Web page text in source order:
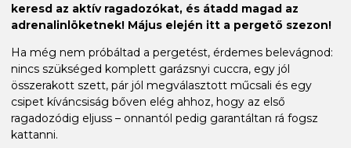
keresd az aktív ragadozókat, és átadd magad az
adrenalinlöketnek! Május elején itt a pergető szezon!
Ha még nem próbáltad a pergetést, érdemes belevágnod:
nincs szükséged komplett garázsnyi cuccra, egy jól
összerakott szett, pár jól megválasztott műcsali és egy
csipet kíváncsiság bőven elég ahhoz, hogy az első
ragadozódig eljuss – onnantól pedig garantáltan rá fogsz
kattanni.